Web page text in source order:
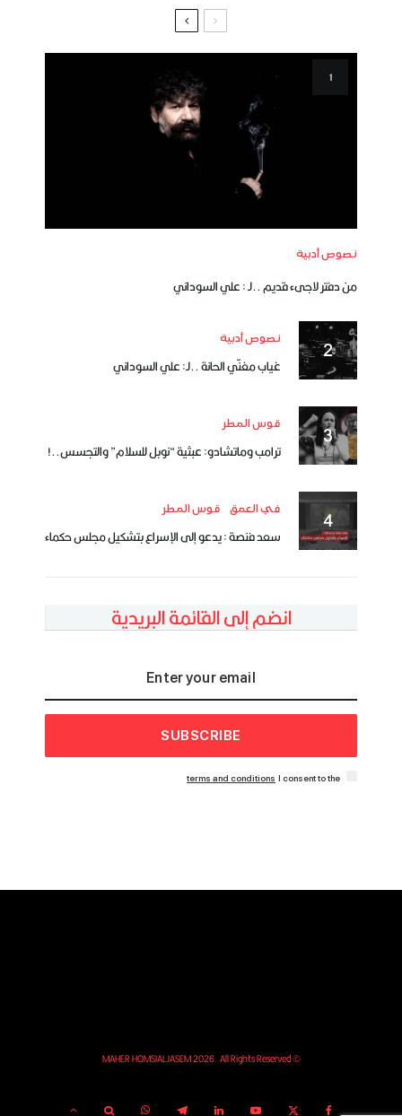
نصوص أدبية
من دفتر لاجىء قديم ..لـ : علي السوداني
نصوص أدبية
غياب مغنّي الحانة ..لـ: علي السوداني
قوس المطر
ترامب وماتشادو: عبثية “نوبل للسلام” والتجسس..!
في العمق قوس المطر
سعد فنصة : يدعو إلى الإسراع بتشكيل مجلس حكماء
انضم إلى القائمة البريدية
SUBSCRIBE
I consent to the
terms and conditions
© MAHER HOMSIALJASEM 2026. All Rights Reserved